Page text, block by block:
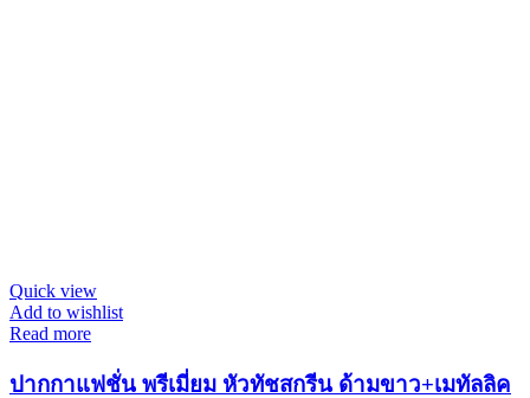
Quick view
Add to wishlist
Read more
ปากกาแฟชั่น พรีเมี่ยม หัวทัชสกรีน ด้ามขาว+เมทัลลิค